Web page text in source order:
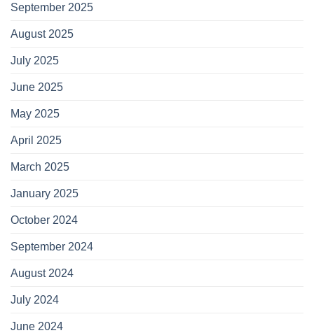
September 2025
August 2025
July 2025
June 2025
May 2025
April 2025
March 2025
January 2025
October 2024
September 2024
August 2024
July 2024
June 2024